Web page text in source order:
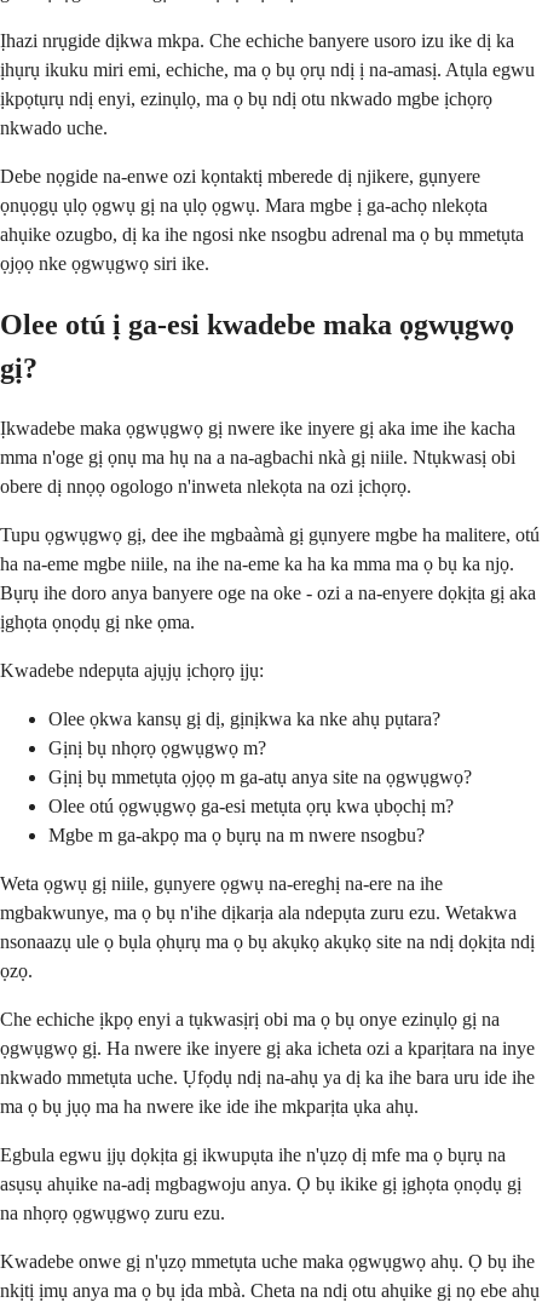
Ịhazi nrụgide dịkwa mkpa. Che echiche banyere usoro izu ike dị ka
ịhụrụ ikuku miri emi, echiche, ma ọ bụ ọrụ ndị ị na-amasị. Atụla egwu
ịkpọtụrụ ndị enyi, ezinụlọ, ma ọ bụ ndị otu nkwado mgbe ịchọrọ
nkwado uche.
Debe nọgide na-enwe ozi kọntaktị mberede dị njikere, gụnyere
ọnụọgụ ụlọ ọgwụ gị na ụlọ ọgwụ. Mara mgbe ị ga-achọ nlekọta
ahụike ozugbo, dị ka ihe ngosi nke nsogbu adrenal ma ọ bụ mmetụta
ọjọọ nke ọgwụgwọ siri ike.
Olee otú ị ga-esi kwadebe maka ọgwụgwọ
gị?
Ịkwadebe maka ọgwụgwọ gị nwere ike inyere gị aka ime ihe kacha
mma n'oge gị ọnụ ma hụ na a na-agbachi nkà gị niile. Ntụkwasị obi
obere dị nnọọ ogologo n'inweta nlekọta na ozi ịchọrọ.
Tupu ọgwụgwọ gị, dee ihe mgbaàmà gị gụnyere mgbe ha malitere, otú
ha na-eme mgbe niile, na ihe na-eme ka ha ka mma ma ọ bụ ka njọ.
Bụrụ ihe doro anya banyere oge na oke - ozi a na-enyere dọkịta gị aka
ịghọta ọnọdụ gị nke ọma.
Kwadebe ndepụta ajụjụ ịchọrọ ịjụ:
Olee ọkwa kansụ gị dị, gịnịkwa ka nke ahụ pụtara?
Gịnị bụ nhọrọ ọgwụgwọ m?
Gịnị bụ mmetụta ọjọọ m ga-atụ anya site na ọgwụgwọ?
Olee otú ọgwụgwọ ga-esi metụta ọrụ kwa ụbọchị m?
Mgbe m ga-akpọ ma ọ bụrụ na m nwere nsogbu?
Weta ọgwụ gị niile, gụnyere ọgwụ na-ereghị na-ere na ihe
mgbakwunye, ma ọ bụ n'ihe dịkarịa ala ndepụta zuru ezu. Wetakwa
nsonaazụ ule ọ bụla ọhụrụ ma ọ bụ akụkọ akụkọ site na ndị dọkịta ndị
ọzọ.
Che echiche ịkpọ enyi a tụkwasịrị obi ma ọ bụ onye ezinụlọ gị na
ọgwụgwọ gị. Ha nwere ike inyere gị aka icheta ozi a kparịtara na inye
nkwado mmetụta uche. Ụfọdụ ndị na-ahụ ya dị ka ihe bara uru ide ihe
ma ọ bụ jụọ ma ha nwere ike ide ihe mkparịta ụka ahụ.
Egbula egwu ịjụ dọkịta gị ikwupụta ihe n'ụzọ dị mfe ma ọ bụrụ na
asụsụ ahụike na-adị mgbagwoju anya. Ọ bụ ikike gị ịghọta ọnọdụ gị
na nhọrọ ọgwụgwọ zuru ezu.
Kwadebe onwe gị n'ụzọ mmetụta uche maka ọgwụgwọ ahụ. Ọ bụ ihe
nkịtị ịmụ anya ma ọ bụ ịda mbà. Cheta na ndị otu ahụike gị nọ ebe ahụ